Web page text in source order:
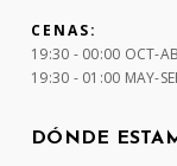
CENAS:
19:30 - 00:00 OCT-
19:30 - 01:00 MAY-
DÓNDE